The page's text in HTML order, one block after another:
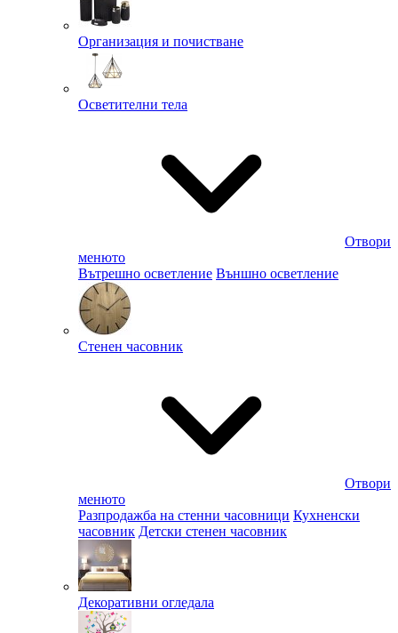
Организация и почистване
Осветителни тела
Отвори
менюто
Вътрешно осветление Външно осветление
Стенен часовник
Отвори
менюто
Разпродажба на стенни часовници Кухненски
часовник Детски стенен часовник
Декоративни огледала